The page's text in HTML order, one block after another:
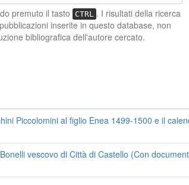
premuto il tasto CTRL . I risultati della ricerca
inserite in questo database, non
bibliografica dell'autore cercato.
Piccolomini al figlio Enea 1499-1500 e il
vescovo di Città di Castello (Con